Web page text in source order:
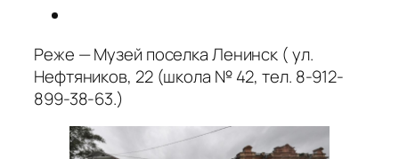
Реже — Музей поселка Ленинск ( ул.
Нефтяников, 22 (школа № 42, тел. 8-912-
899-38-63.)